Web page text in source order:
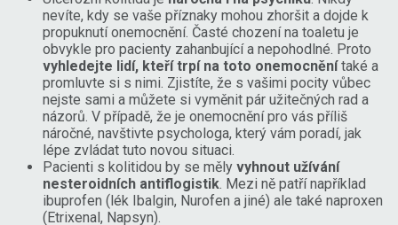
nevíte, kdy se vaše příznaky mohou zhoršit a dojde k
propuknutí onemocnění. Časté chození na toaletu je
obvykle pro pacienty zahanbující a nepohodlné. Proto
vyhledejte lidí, kteří trpí na toto onemocněnítaké a
promluvte si s nimi. Zjistíte, že s vašimi pocity vůbec
nejste sami a můžete si vyměnit pár užitečných rad a
názorů. V případě, že je onemocnění pro vás příliš
náročné, navštivte psychologa, který vám poradí, jak
lépe zvládat tuto novou situaci.
Pacienti s kolitidou by se měly vyhnout užívání
nesteroidních antiflogistik. Mezi ně patří například
ibuprofen (lék Ibalgin, Nurofen a jiné) ale také naproxen
(Etrixenal, Napsyn).